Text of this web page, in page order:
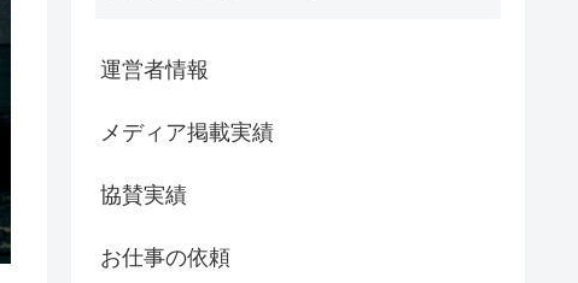
運営者情報
メディア掲載実績
協賛実績
お仕事の依頼